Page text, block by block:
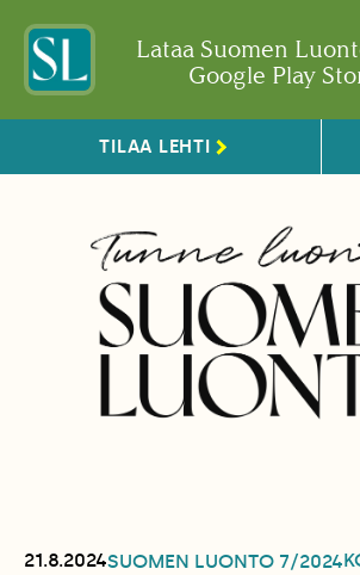
Lataa Suomen
Google Play
TILAA LEHTI
21.8.2024SUOMEN LUONTO 7/2024